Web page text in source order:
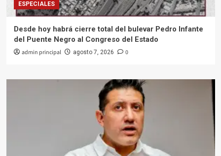
ESPECIALES
Desde hoy habrá cierre total del bulevar Pedro Infante
del Puente Negro al Congreso del Estado
admin principal agosto 7, 2026 0